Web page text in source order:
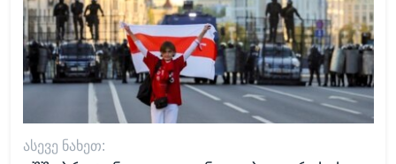
ᲐᲡᲔᲕᲔ ᲜᲐᲮᲔᲗ: